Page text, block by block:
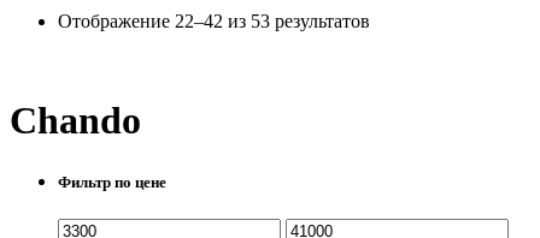
Отображение 22–42 из 53 результатов
Chando
Фильтр по цене